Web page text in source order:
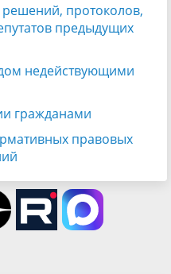
решений, протоколов,
предыдущих
недействующими
гражданами
правовых